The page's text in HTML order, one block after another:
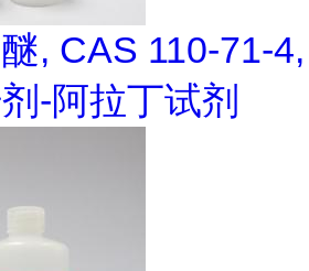
, CAS 110-71-4,
-阿拉丁试剂